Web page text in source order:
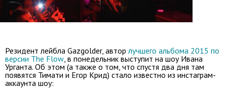
Резидент лейбла Gazgolder, автор лучшего альбома 2015 по
версии The Flow , в понедельник выступит на шоу Ивана
Урганта. Об этом (а также о том, что спустя два дня там
появятся Тимати и Егор Крид) стало известно из инстаграм-
аккаунта шоу: